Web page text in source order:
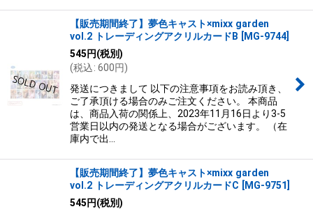
【販売期間終了】夢色キャスト×mixx garden
vol.2 トレーディングアクリルカードB
MG-9744
545円(税別)
(税込: 600円)
発送につきまして 以下の注意事項をお読み頂き、
ご了承頂ける場合のみご注文ください。 本商品
は、商品入荷の関係上、2023年11月16日より3-5
営業日以内の発送となる場合がございます。 （在
庫内で出…
【販売期間終了】夢色キャスト×mixx garden
vol.2 トレーディングアクリルカードC
MG-9751
545円(税別)